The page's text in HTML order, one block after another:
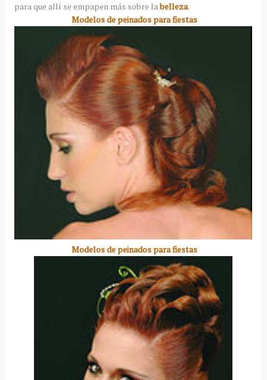
para que allí se empapen más sobre labelleza.
Modelos de peinados para fiestas
Modelos de peinados para fiestas